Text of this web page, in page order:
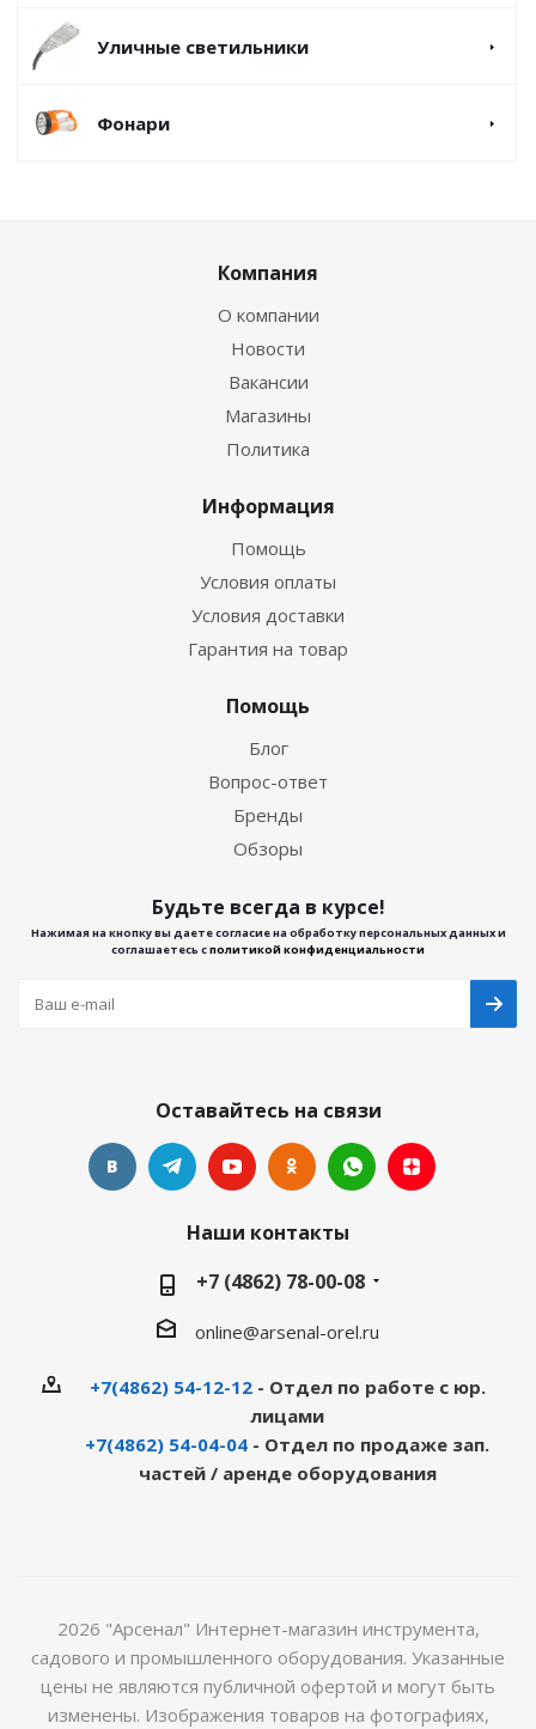
Уличные светильники
Фонари
Компания
О компании
Новости
Вакансии
Магазины
Политика
Информация
Помощь
Условия оплаты
Условия доставки
Гарантия на товар
Помощь
Блог
Вопрос-ответ
Бренды
Обзоры
Будьте всегда в курсе!
Нажимая на кнопку вы даете согласие на обработку персональных данных и
соглашаетесь сполитикой конфиденциальности
Оставайтесь на связи
Наши контакты
+7 (4862) 78-00-08
online@arsenal-orel.ru
+7(4862) 54-12-12- Отдел по работе с юр.
лицами
+7(4862) 54-04-04 - Отдел по продаже зап.
частей / аренде оборудования
2026 "Арсенал" Интернет-магазин инструмента,
садового и промышленного оборудования. Указанные
цены не являются публичной офертой и могут быть
изменены. Изображения товаров на фотографиях,